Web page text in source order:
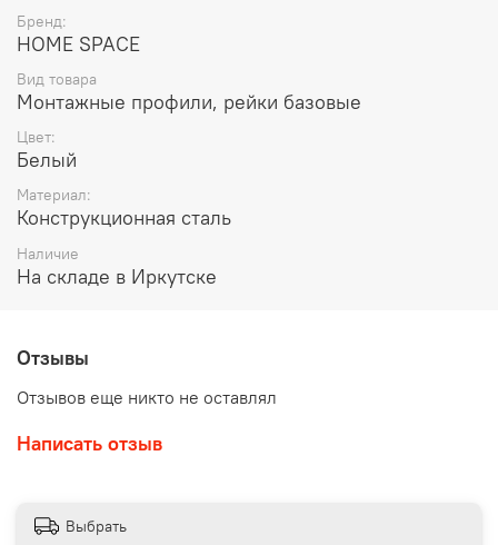
Бренд:
HOME SPACE
Вид товара
Монтажные профили, рейки базовые
Цвет:
Белый
Материал:
Конструкционная сталь
Наличие
На складе в Иркутске
Отзывы
Отзывов еще никто не оставлял
Написать отзыв
Выбрать